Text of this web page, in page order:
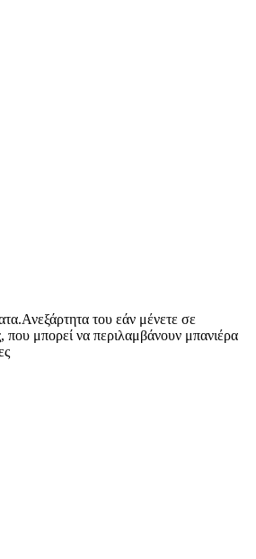
του εάν μένετε σε
που μπορεί να περιλαμβάνουν μπανιέρα